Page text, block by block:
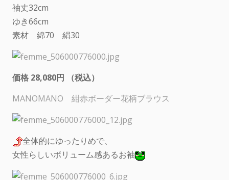
袖丈32cm
ゆき66cm
素材 綿70 絹30
価格 28,080円 （税込）
MANOMANO 紺赤ボーダー花柄ブラウス
全体的にゆったりめで、
女性らしいボリューム感あるお袖